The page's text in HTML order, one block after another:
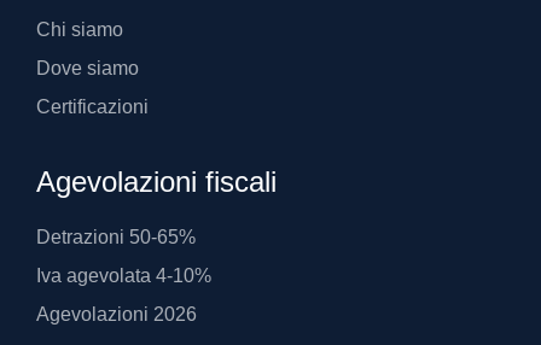
Chi siamo
Dove siamo
Certificazioni
Agevolazioni fiscali
Detrazioni 50-65%
Iva agevolata 4-10%
Agevolazioni 2026